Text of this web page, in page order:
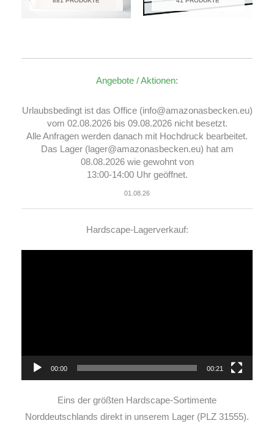
Angebote / Aktionen:
Urlaubsbedingt ist das Office (info@amazonasbecken.eu)
vom 02.08.2026 bis 09.08.2026 nicht besetzt.
Alle Anfragen werden danach mit Hochdruck bearbeitet.
Das Lager (lager@amazonasbecken.eu) hat am
08.08.2026 wie gewohnt von
13:00-14:00 Uhr geöffnet.
01.08.26
Hardscape-Lagerverkauf:
00:00 00:21
Eins der größten Hardscape-Sortimente
Norddeutschlands direkt in unserem Lager (PLZ 31555).